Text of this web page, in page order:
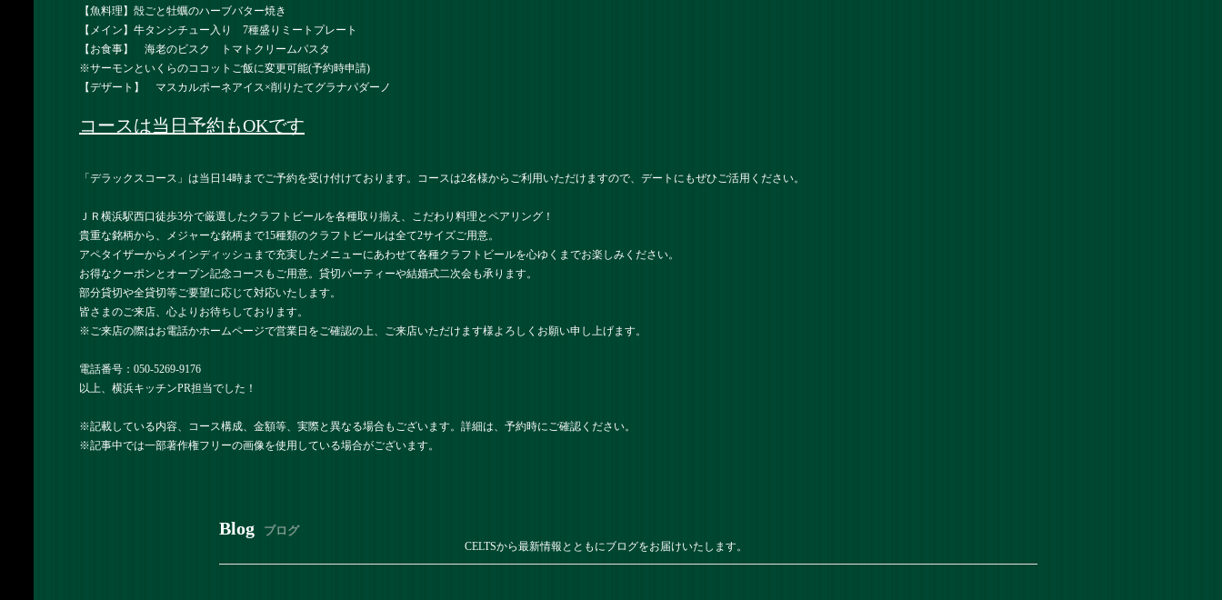
【魚料理】殻ごと牡蠣のハーブバター焼き
【メイン】牛タンシチュー入り 7種盛りミートプレート
【お食事】 海老のビスク トマトクリームパスタ
※サーモンといくらのココットご飯に変更可能(予約時申請)
【デザート】 マスカルポーネアイス×削りたてグラナパダーノ
コースは当日予約もOKです
「デラックスコース」は当日14時までご予約を受け付けております。コースは2名様からご利用いただけますので、デートにもぜひご活用ください。
ＪＲ横浜駅西口徒歩3分で厳選したクラフトビールを各種取り揃え、こだわり料理とペアリング！
貴重な銘柄から、メジャーな銘柄まで15種類のクラフトビールは全て2サイズご用意。
アペタイザーからメインディッシュまで充実したメニューにあわせて各種クラフトビールを心ゆくまでお楽しみください。
お得なクーポンとオープン記念コースもご用意。貸切パーティーや結婚式二次会も承ります。
部分貸切や全貸切等ご要望に応じて対応いたします。
皆さまのご来店、心よりお待ちしております。
※ご来店の際はお電話かホームページで営業日をご確認の上、ご来店いただけます様よろしくお願い申し上げます。
電話番号：050-5269-9176
以上、横浜キッチンPR担当でした！
※記載している内容、コース構成、金額等、実際と異なる場合もございます。詳細は、予約時にご確認ください。
※記事中では一部著作権フリーの画像を使用している場合がございます。
Blog ブログ
CELTSから最新情報とともにブログをお届けいたします。